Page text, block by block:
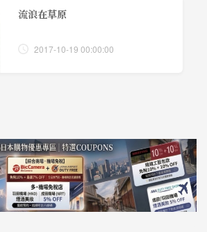
流浪在草原
2017-10-19 00:00:00